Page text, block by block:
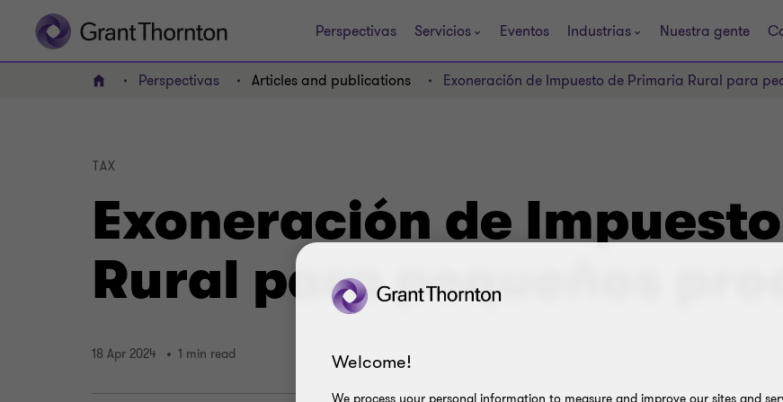
Perspectivas Servicios Eventos Industrias Nuestra gente
Home Perspectivas Articles and publications Exoneración de Impuesto de Primaria Rural para
Exoneración de
Rural para pequeños
TAX
18 Apr 2024 1 min read Welcome!
We process your personal information to measure and improve our sites and